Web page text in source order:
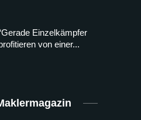
Einzelkämpfer
von einer...